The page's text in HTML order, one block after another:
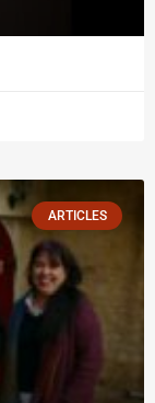
ARTICLES